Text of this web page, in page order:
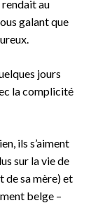
rendait au
galant que
jours
la complicité
ils s’aiment
sur la vie de
de sa mère) et
belge –